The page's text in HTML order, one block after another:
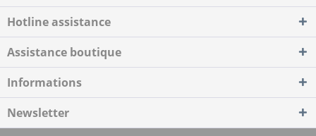
Hotline assistance
Assistance boutique
Informations
Newsletter